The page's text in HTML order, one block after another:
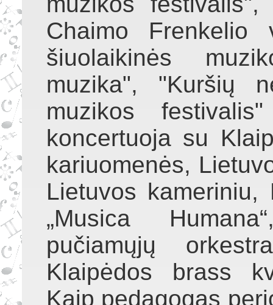
Chaimo Frenkelio
šiuolaikinės
muzika", "Kuršių
muzikos
koncertuoja su
kariuomenės,
Lietuvos kameriniu,
„Musica
pučiamųjų
Klaipėdos brass
Kaip pedagogas